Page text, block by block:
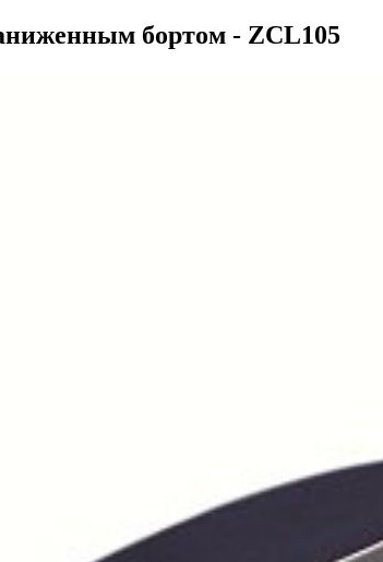
бортом - ZCL105